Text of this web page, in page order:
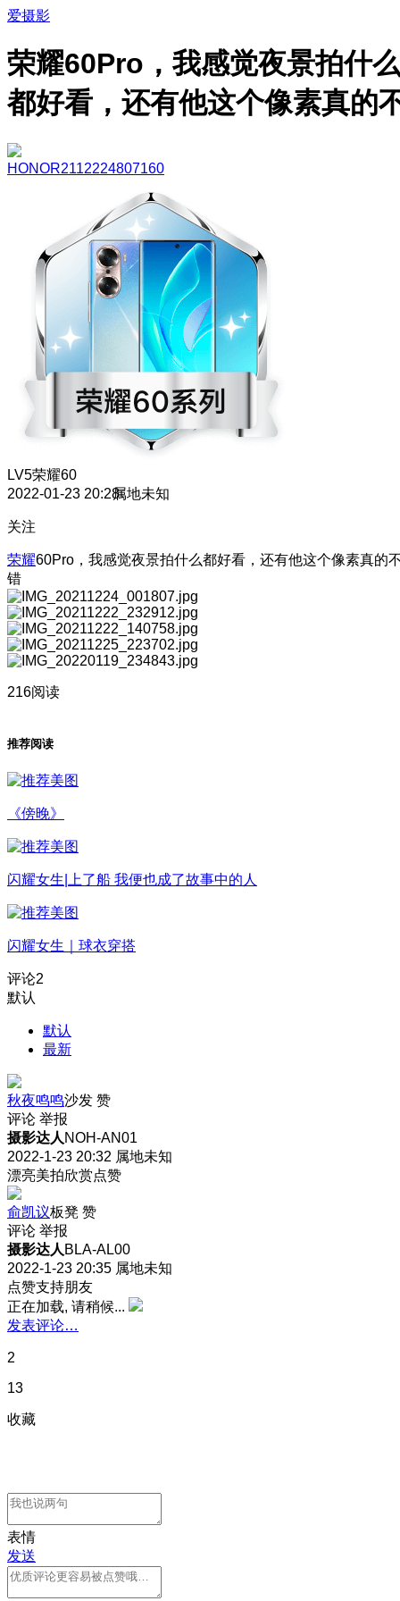
爱摄影
荣耀60Pro，我感觉夜景拍什么
都好看，还有他这个像素真的
HONOR2112224807160
LV5荣耀60
2022-01-23 20:28属地未知
关注
荣耀60Pro，我感觉夜景拍什么都好看，还有他这个像素真的
错
216阅读
推荐阅读
《傍晚》
闪耀女生|上了船 我便也成了故事中的人
闪耀女生｜球衣穿搭
评论2
默认
默认
最新
秋夜鸣鸣沙发 赞
评论 举报
摄影达人 NOH-AN01
2022-1-23 20:32 属地未知
漂亮美拍欣赏点赞
俞凯议板凳 赞
评论 举报
摄影达人 BLA-AL00
2022-1-23 20:35 属地未知
点赞支持朋友
正在加载, 请稍候...
发表评论…
2
13
收藏
表情
发送